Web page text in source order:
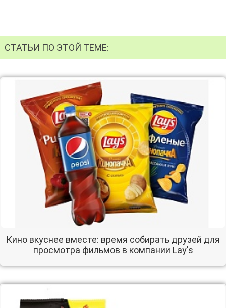
СТАТЬИ ПО ЭТОЙ ТЕМЕ:
Кино вкуснее вместе: время собирать друзей для
просмотра фильмов в компании Lay's